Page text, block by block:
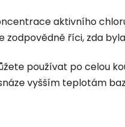
aktivního
zodpovědně říci, zda
používat po celou
vyšším teplotám